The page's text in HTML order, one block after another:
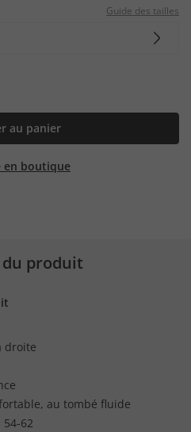
Guide des tailles
au panier
en boutique
produit
droite
au tombé fluide
62